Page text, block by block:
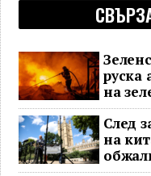
руска
на
След
на